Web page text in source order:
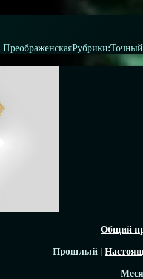
Рубрики:Точный
Общий
Прошлый |